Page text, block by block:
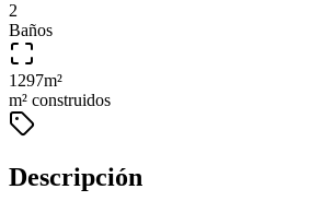
2
Baños
1297m²
m² construidos
Descripción